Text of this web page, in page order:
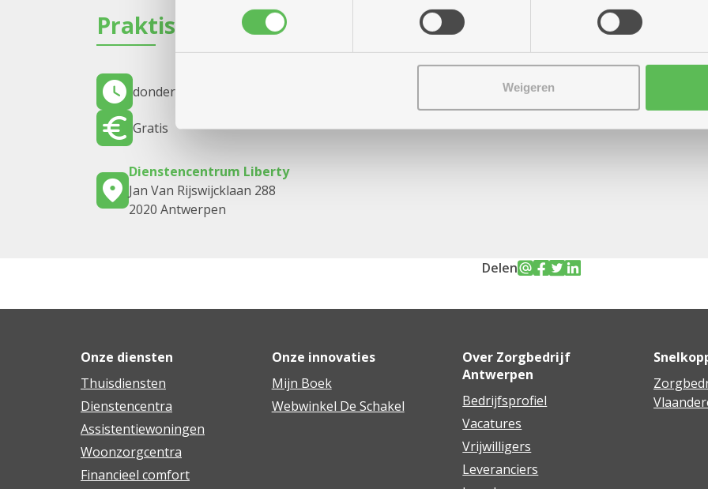
Weigeren
Praktisch
donderdag 19 november 2026
Gratis
Dienstencentrum Liberty
Jan Van Rijswijcklaan 288
2020 Antwerpen
Delen
Onze diensten
Thuisdiensten
Dienstencentra
Assistentiewoningen
Woonzorgcentra
Financieel comfort
Onze innovaties
Mijn Boek
Webwinkel De Schakel
Over Zorgbedrijf
Antwerpen
Bedrijfsprofiel
Vacatures
Vrijwilligers
Leveranciers